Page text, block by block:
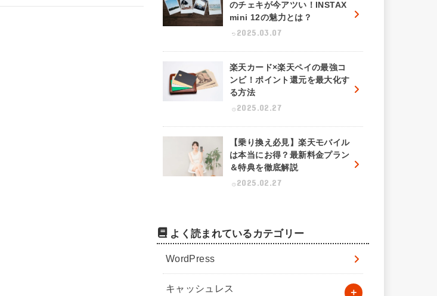
のチェキが今アツい！INSTAX
mini 12の魅力とは？
2025.03.07
楽天カード×楽天ペイの最強コ
ンビ！ポイント還元を最大化す
る方法
2025.02.27
【乗り換え必見】楽天モバイル
は本当にお得？最新料金プラン
＆特典を徹底解説
2025.02.27
よく読まれているカテゴリー
WordPress
キャッシュレス